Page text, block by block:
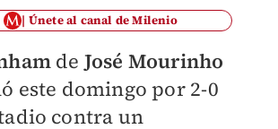
Únete al canal de Milenio
de José Mourinho
este domingo por 2-0
contra un